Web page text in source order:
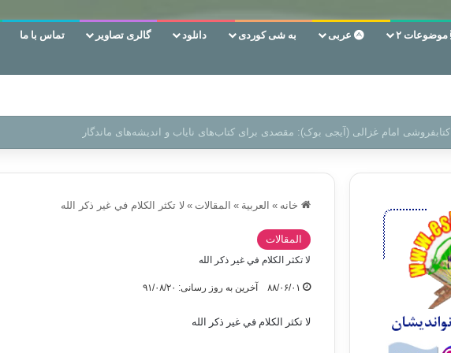
موضوعات ۲ عربی به شی کوردی دانلود گالری تصاویر تماس با ما
سر دفتر فساد در زمین‌، دوری وکناره‌گیری از راه خداست‌!
خانه » العربیة » المقالات » لا تكثر الكلام في غير ذكر الله
المقالات
لا تكثر الكلام في غير ذكر الله
۸۸/۰۶/۰۱ آخرین به روز رسانی: ۹۱/۰۸/۲۰
لا تكثر الكلام في غير ذكر الله